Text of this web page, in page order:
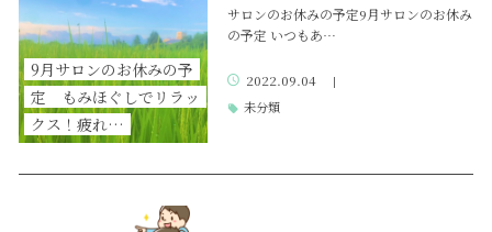
9月サロンのお休みの予
定 もみほぐしでリラッ
クス！疲れ…
サロンのお休みの予定9月サロンのお休み
の予定 いつもあ…
2022.09.04 |
未分類